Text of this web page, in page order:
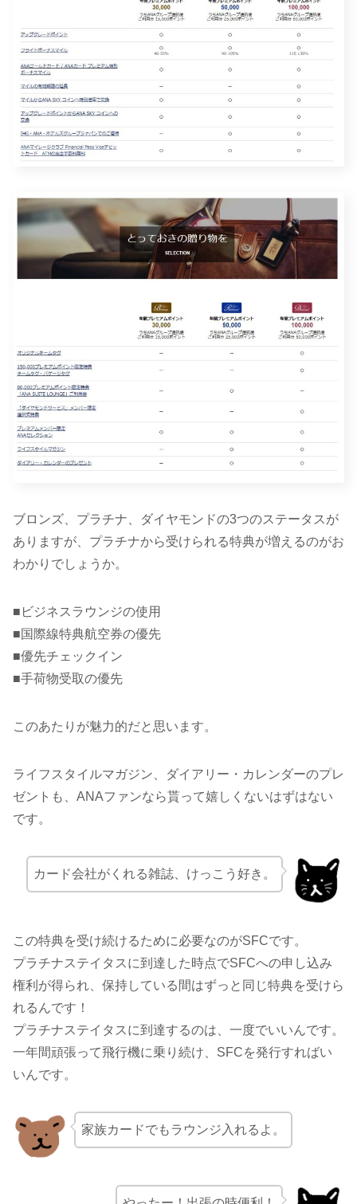
ブロンズ、プラチナ、ダイヤモンドの3つのステータスが
ありますが、プラチナから受けられる特典が増えるのがお
わかりでしょうか。
■ビジネスラウンジの使用
■国際線特典航空券の優先
■優先チェックイン
■手荷物受取の優先
このあたりが魅力的だと思います。
ライフスタイルマガジン、ダイアリー・カレンダーのプレ
ゼントも、ANAファンなら貰って嬉しくないはずはない
です。
カード会社がくれる雑誌、けっこう好き。
この特典を受け続けるために必要なのがSFCです。
プラチナステイタスに到達した時点でSFCへの申し込み
権利が得られ、保持している間はずっと同じ特典を受けら
れるんです！
プラチナステイタスに到達するのは、一度でいいんです。
一年間頑張って飛行機に乗り続け、SFCを発行すればい
いんです。
家族カードでもラウンジ入れるよ。